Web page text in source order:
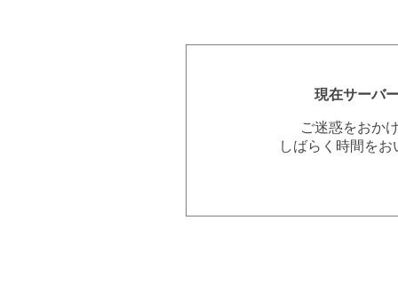
現在サーバ
ご迷惑をおか
しばらく時間を